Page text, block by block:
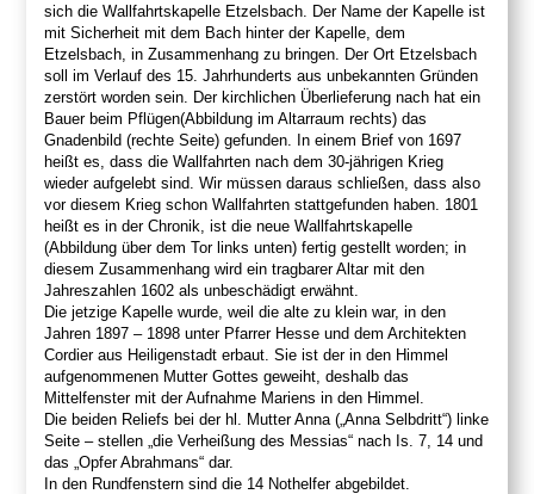
sich die Wallfahrtskapelle Etzelsbach. Der Name der Kapelle ist
mit Sicherheit mit dem Bach hinter der Kapelle, dem
Etzelsbach, in Zusammenhang zu bringen. Der Ort Etzelsbach
soll im Verlauf des 15. Jahrhunderts aus unbekannten Gründen
zerstört worden sein. Der kirchlichen Überlieferung nach hat ein
Bauer beim Pflügen(Abbildung im Altarraum rechts) das
Gnadenbild (rechte Seite) gefunden. In einem Brief von 1697
heißt es, dass die Wallfahrten nach dem 30-jährigen Krieg
wieder aufgelebt sind. Wir müssen daraus schließen, dass also
vor diesem Krieg schon Wallfahrten stattgefunden haben. 1801
heißt es in der Chronik, ist die neue Wallfahrtskapelle
(Abbildung über dem Tor links unten) fertig gestellt worden; in
diesem Zusammenhang wird ein tragbarer Altar mit den
Jahreszahlen 1602 als unbeschädigt erwähnt.
Die jetzige Kapelle wurde, weil die alte zu klein war, in den
Jahren 1897 – 1898 unter Pfarrer Hesse und dem Architekten
Cordier aus Heiligenstadt erbaut. Sie ist der in den Himmel
aufgenommenen Mutter Gottes geweiht, deshalb das
Mittelfenster mit der Aufnahme Mariens in den Himmel.
Die beiden Reliefs bei der hl. Mutter Anna („Anna Selbdritt“) linke
Seite – stellen „die Verheißung des Messias“ nach Is. 7, 14 und
das „Opfer Abrahmans“ dar.
In den Rundfenstern sind die 14 Nothelfer abgebildet.